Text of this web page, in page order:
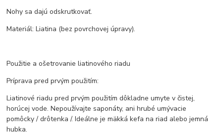
Nohy sa dajú odskrutkovať.
Materiál: Liatina (bez povrchovej úpravy).
Použitie a ošetrovanie liatinového riadu
Príprava pred prvým použitím:
Liatinové riadu pred prvým použitím dôkladne umyte v čistej,
horúcej vode. Nepoužívajte saponáty, ani hrubé umývacie
pomôcky / drôtenka /. Ideálne je mäkká kefa na riad alebo jemná
hubka.